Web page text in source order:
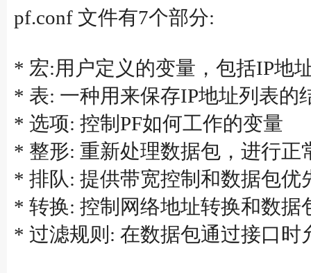
pf.conf 文件有7个部分:
* 宏:用户定义的变量，包括IP地
* 表: 一种用来保存IP地址列表的
* 选项: 控制PF如何工作的变量
* 整形: 重新处理数据包，进行正
* 排队: 提供带宽控制和数据包优
* 转换: 控制网络地址转换和数据
* 过滤规则: 在数据包通过接口